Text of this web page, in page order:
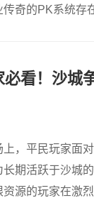
奇的PK系统存
看！沙城
，平民玩家面
期活跃于沙城
源的玩家在激